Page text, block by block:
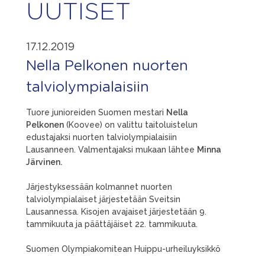
UUTISET
17.12.2019
Nella Pelkonen nuorten
talviolympialaisiin
Tuore junioreiden Suomen mestari Nella
Pelkonen (Koovee) on valittu taitoluistelun
edustajaksi nuorten talviolympialaisiin
Lausanneen. Valmentajaksi mukaan lähtee Minna
Järvinen.
Järjestyksessään kolmannet nuorten
talviolympialaiset järjestetään Sveitsin
Lausannessa. Kisojen avajaiset järjestetään 9.
tammikuuta ja päättäjäiset 22. tammikuuta.
Suomen Olympiakomitean Huippu-urheiluyksikkö